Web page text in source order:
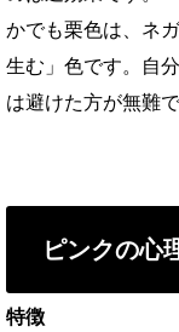
かでも栗色は、ネ
生む」色です。自
は避けた方が無難で
ピンクの心
特徴